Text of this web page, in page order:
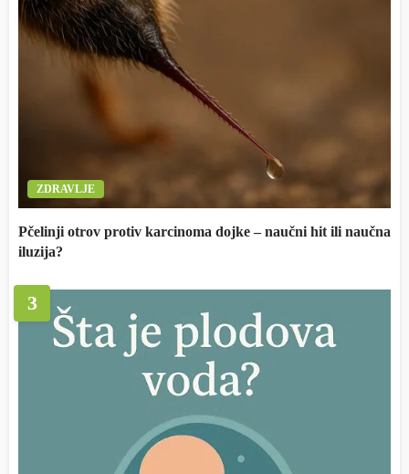
ZDRAVLJE
Pčelinji otrov protiv karcinoma dojke – naučni hit ili naučna
iluzija?
3